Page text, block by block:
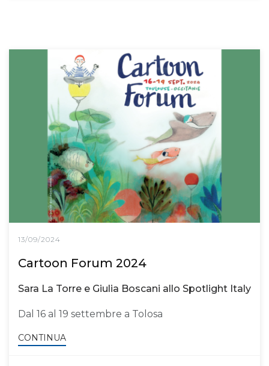
13/09/2024
Cartoon Forum 2024
Sara La Torre e Giulia Boscani allo Spotlight Italy
Dal 16 al 19 settembre a Tolosa
CONTINUA